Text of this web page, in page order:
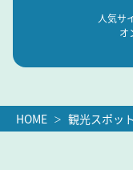
人気サ
オ
HOME 観光スポット